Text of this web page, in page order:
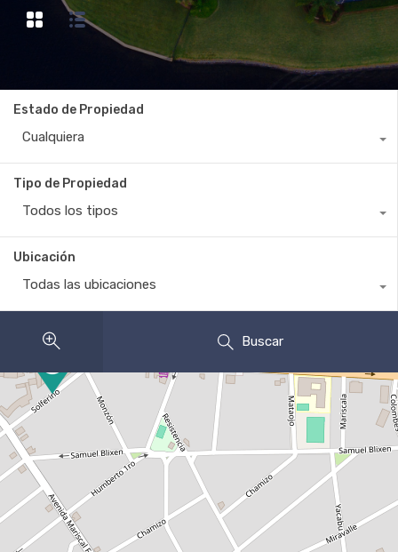
Estado de Propiedad
Cualquiera
Tipo de Propiedad
Todos los tipos
Ubicación
Todas las ubicaciones
Buscar